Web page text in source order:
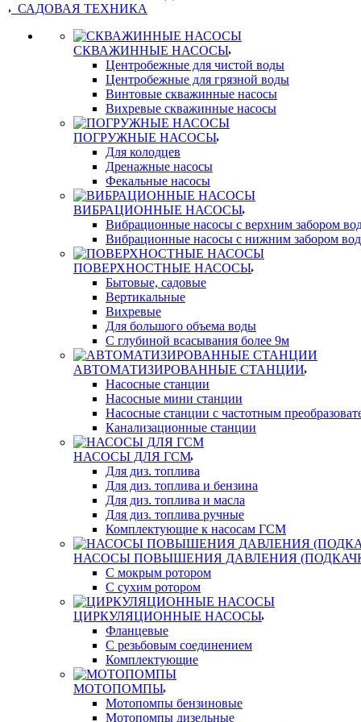
САДОВАЯ ТЕХНИКА
СКВАЖИННЫЕ НАСОСЫ
Центробежные для чистой воды
Центробежные для грязной воды
Винтовые скважинные насосы
Вихревые скважинные насосы
ПОГРУЖНЫЕ НАСОСЫ
Для колодцев
Дренажные насосы
Фекальные насосы
ВИБРАЦИОННЫЕ НАСОСЫ
Вибрационные насосы с верхним забором
Вибрационные насосы с нижним забором
ПОВЕРХНОСТНЫЕ НАСОСЫ
Бытовые, садовые
Вертикальные
Вихревые
Для большого объема воды
С глубиной всасывания более 9м
АВТОМАТИЗИРОВАННЫЕ СТАНЦИИ
Насосные станции
Насосные мини станции
Насосные станции с частотным
Канализационные станции
НАСОСЫ ДЛЯ ГСМ
Для диз. топлива
Для диз. топлива и бензина
Для диз. топлива и масла
Для диз. топлива ручные
Комплектующие к насосам ГСМ
НАСОСЫ ПОВЫШЕНИЯ ДАВЛЕНИЯ
С мокрым ротором
С сухим ротором
ЦИРКУЛЯЦИОННЫЕ НАСОСЫ
Фланцевые
С резьбовым соединением
Комплектующие
МОТОПОМПЫ
Мотопомпы бензиновые
Мотопомпы дизельные